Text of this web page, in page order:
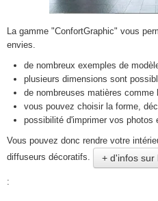
La gamme "ConfortGraphic" vous
envies.
de nombreux exemples de
plusieurs dimensions sont
de nombreuses matières
vous pouvez choisir la forme,
possibilité d'imprimer vos photos
Vous pouvez donc rendre votre
diffuseurs décoratifs.
+ d'infos sur
: